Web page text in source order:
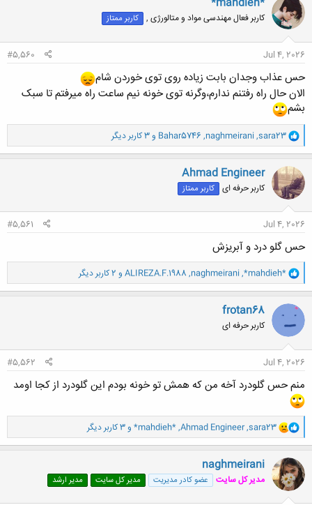
ش
ه
:
کاربر فعال مهندسی مواد و متالورژی , کاربر ممتاز
Jul 4, 2026
#5,560
حس عذاب وجدان بابت زیاده روی توی خوردن شام
الان حال راه رفتنم ندارم،وگرنه توی خونه نیم ساعت راه میرفتم تا سبک
بشم
و
ا
ک
ن
ش
ه
ا
sara23
,
naghmeirani
,
Bahar5746 و 3 کاربر دیگر
Ahmad Engineer
کاربر حرفه ای کاربر ممتاز
Jul 4, 2026
#5,561
حس گلو درد و آبریزش
و
ا
ک
ن
ش
ه
ا
*mahdieh*
,
naghmeirani
,
ALIREZA.F.1988 و 2 کاربر دیگر
frotan68
کاربر حرفه ای
Jul 4, 2026
#5,562
منم حس گلودرد آخه من که همش تو خونه بودم این گلودرد از کجا اومد
و
ا
ک
ش
ه
sara23
,
Ahmad Engineer
,
*mahdieh* و 3 کاربر دیگر
naghmeirani
مدیر کل سایت عضو کادر مدیریت مدیر کل سایت مدیر ارشد